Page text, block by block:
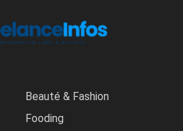
Beauté & Fashion
Fooding